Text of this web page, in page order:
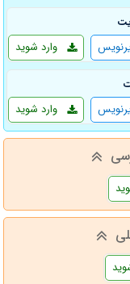
وارد شوید
وارد شوید